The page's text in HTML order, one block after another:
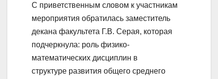
С приветственным словом к участникам
мероприятия обратилась заместитель
декана факультета Г.В. Серая, которая
подчеркнула: роль физико-
математических дисциплин в
структуре развития общего среднего